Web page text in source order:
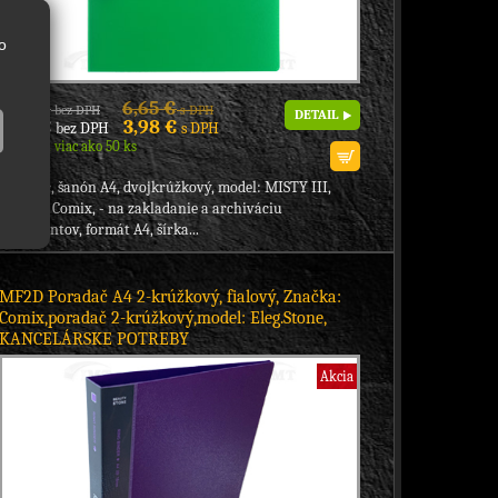
5,41 €bez DPH 6,65 €s DPH
3,24 €bez DPH 3,98 €s DPH
Skladom viac ako 50 ks
DETAIL
poradač, šanón A4, dvojkrúžkový, model: MISTY III,
značka: Comix, - na zakladanie a archiváciu
dokumentov, formát A4, šírka...
MF2D Poradač A4 2-krúžkový, fialový, Značka:
Comix,poradač 2-krúžkový,model: Eleg.Stone,
KANCELÁRSKE POTREBY
Akcia